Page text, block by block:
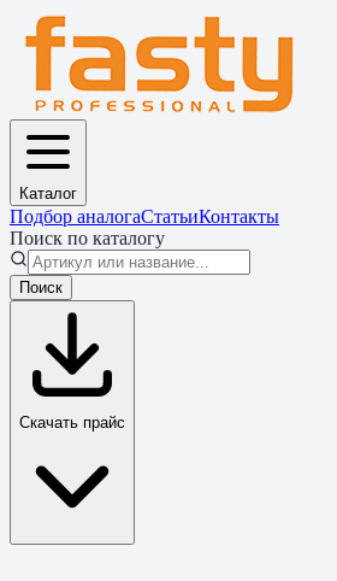
Каталог
Подбор аналогаСтатьиКонтакты
Поиск по каталогу
Поиск
Скачать прайс